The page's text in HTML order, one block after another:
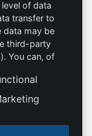
of data
transfer to
data may be
third-party
You can, of